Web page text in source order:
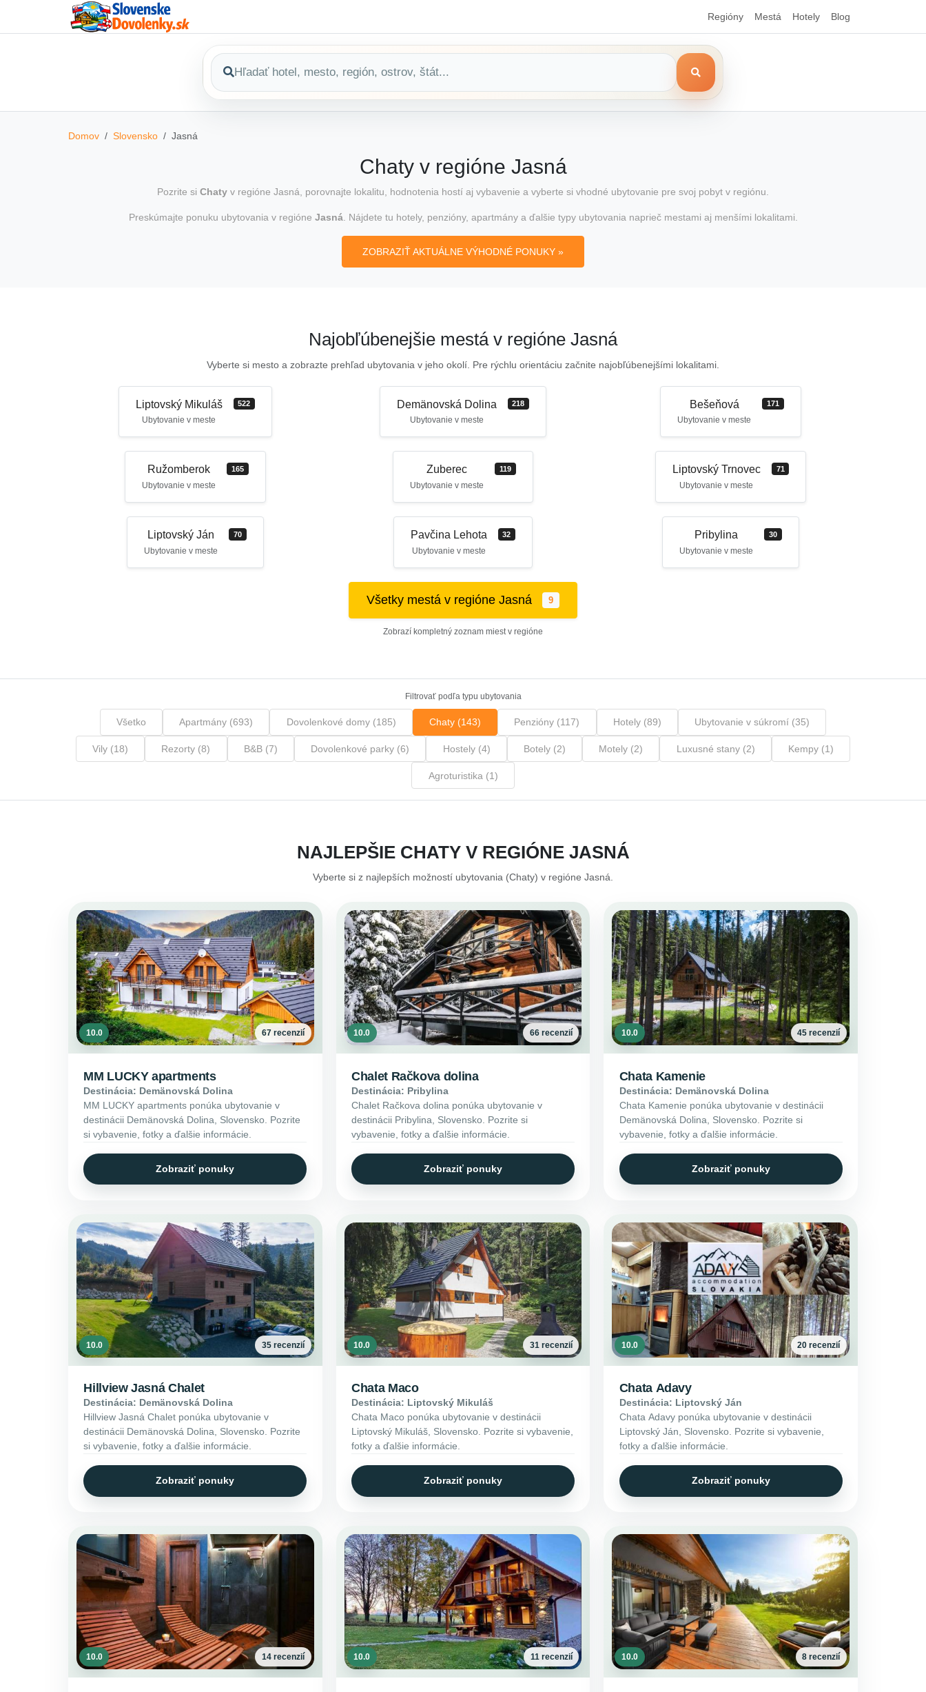
Regióny Mestá Hotely Blog
Domov Slovensko Jasná
Chaty v regióne Jasná
Pozrite si Chaty v regióne Jasná, porovnajte lokalitu, hodnotenia hostí aj vybavenie a vyberte si vhodné ubytovanie pre svoj pobyt v regiónu.
Preskúmajte ponuku ubytovania v regióne Jasná. Nájdete tu hotely, penzióny, apartmány a ďalšie typy ubytovania naprieč mestami aj menšími lokalitami.
ZOBRAZIŤ AKTUÁLNE VÝHODNÉ PONUKY »
Najobľúbenejšie mestá v regióne Jasná
Vyberte si mesto a zobrazte prehľad ubytovania v jeho okolí. Pre rýchlu orientáciu začnite najobľúbenejšími lokalitami.
Liptovský Mikuláš
Ubytovanie v meste
522 Demänovská Dolina
Ubytovanie v meste
218 Bešeňová
Ubytovanie v meste
171
Ružomberok
Ubytovanie v meste
165 Zuberec
Ubytovanie v meste
119 Liptovský Trnovec
Ubytovanie v meste
71
Liptovský Ján
Ubytovanie v meste
70 Pavčina Lehota
Ubytovanie v meste
32 Pribylina
Ubytovanie v meste
30
Všetky mestá v regióne Jasná 9
Zobrazí kompletný zoznam miest v regióne
Filtrovať podľa typu ubytovania
Všetko Apartmány (693) Dovolenkové domy (185) Chaty (143) Penzióny (117) Hotely (89) Ubytovanie v súkromí (35)
Vily (18) Rezorty (8) B&B (7) Dovolenkové parky (6) Hostely (4) Botely (2) Motely (2) Luxusné stany (2) Kempy (1)
Agroturistika (1)
NAJLEPŠIE CHATY V REGIÓNE JASNÁ
Vyberte si z najlepších možností ubytovania (Chaty) v regióne Jasná.
10.0 67 recenzií
MM LUCKY apartments
Destinácia: Demänovská Dolina
MM LUCKY apartments ponúka ubytovanie v
destinácii Demänovská Dolina, Slovensko. Pozrite
si vybavenie, fotky a ďalšie informácie.
Zobraziť ponuky
10.0 66 recenzií
Chalet Račkova dolina
Destinácia: Pribylina
Chalet Račkova dolina ponúka ubytovanie v
destinácii Pribylina, Slovensko. Pozrite si
vybavenie, fotky a ďalšie informácie.
Zobraziť ponuky
10.0 45 recenzií
Chata Kamenie
Destinácia: Demänovská Dolina
Chata Kamenie ponúka ubytovanie v destinácii
Demänovská Dolina, Slovensko. Pozrite si
vybavenie, fotky a ďalšie informácie.
Zobraziť ponuky
10.0 35 recenzií
Hillview Jasná Chalet
Destinácia: Demänovská Dolina
Hillview Jasná Chalet ponúka ubytovanie v
destinácii Demänovská Dolina, Slovensko. Pozrite
si vybavenie, fotky a ďalšie informácie.
Zobraziť ponuky
10.0 31 recenzií
Chata Maco
Destinácia: Liptovský Mikuláš
Chata Maco ponúka ubytovanie v destinácii
Liptovský Mikuláš, Slovensko. Pozrite si vybavenie,
fotky a ďalšie informácie.
Zobraziť ponuky
10.0 20 recenzií
Chata Adavy
Destinácia: Liptovský Ján
Chata Adavy ponúka ubytovanie v destinácii
Liptovský Ján, Slovensko. Pozrite si vybavenie,
fotky a ďalšie informácie.
Zobraziť ponuky
10.0 14 recenzií 10.0 11 recenzií 10.0 8 recenzií